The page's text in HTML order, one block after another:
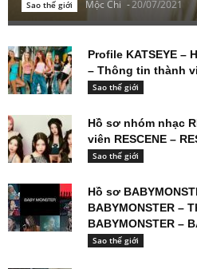
Sao thế giới Mộc Chi -20/07/2021
Profile KATSEYE –
– Thông tin thành
Sao thế giới
Hồ sơ nhóm nhạc
viên RESCENE –
Sao thế giới
Hồ sơ
BABYMONSTER –
BABYMONSTER –
Sao thế giới